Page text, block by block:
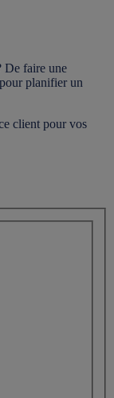
De faire une
planifier un
client pour vos